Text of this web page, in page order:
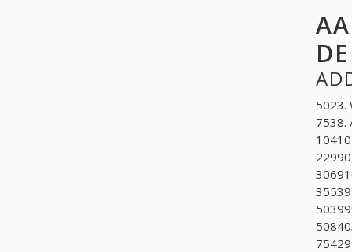
5023.
7538.